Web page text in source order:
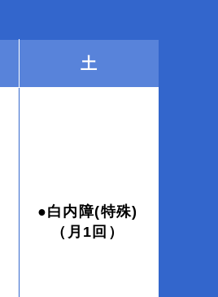
土
●白内障(特殊)
（月1回）